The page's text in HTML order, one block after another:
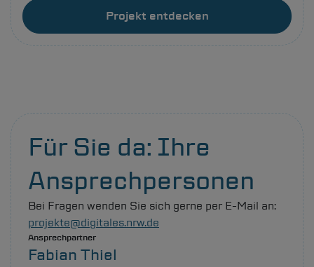
Projekt entdecken
Für Sie da: Ihre
Ansprechpersonen
Bei Fragen wenden Sie sich gerne per E-Mail an:
projekte@digitales.nrw.de
Ansprechpartner
Fabian Thiel